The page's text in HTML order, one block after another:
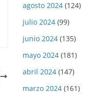
agosto 2024 (124)
julio 2024 (99)
junio 2024 (135)
mayo 2024 (181)
abril 2024 (147)
marzo 2024 (161)